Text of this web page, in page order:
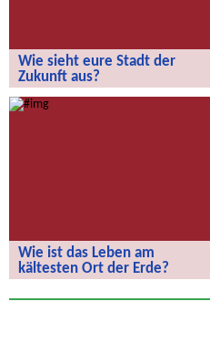
Wie sieht eure Stadt der
Zukunft aus?
Wie sieht eure Stadt der Zukunft aus?
Wie ist das Leben am
kältesten Ort der Erde?
der Erde?